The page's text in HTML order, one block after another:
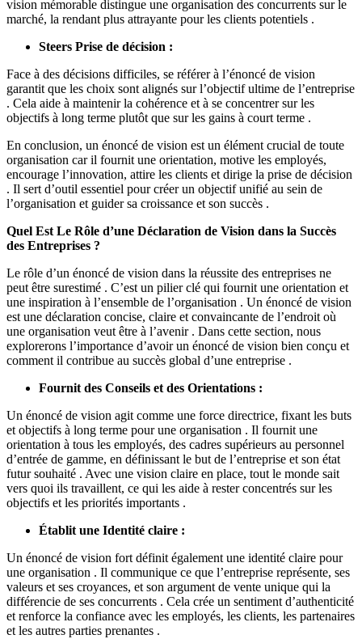
vision mémorable distingue une organisation des concurrents sur le
marché, la rendant plus attrayante pour les clients potentiels .
Steers Prise de décision :
Face à des décisions difficiles, se référer à l’énoncé de vision
garantit que les choix sont alignés sur l’objectif ultime de l’entreprise
. Cela aide à maintenir la cohérence et à se concentrer sur les
objectifs à long terme plutôt que sur les gains à court terme .
En conclusion, un énoncé de vision est un élément crucial de toute
organisation car il fournit une orientation, motive les employés,
encourage l’innovation, attire les clients et dirige la prise de décision
. Il sert d’outil essentiel pour créer un objectif unifié au sein de
l’organisation et guider sa croissance et son succès .
Quel Est Le Rôle d’une Déclaration de Vision dans la Succès
des Entreprises ?
Le rôle d’un énoncé de vision dans la réussite des entreprises ne
peut être surestimé . C’est un pilier clé qui fournit une orientation et
une inspiration à l’ensemble de l’organisation . Un énoncé de vision
est une déclaration concise, claire et convaincante de l’endroit où
une organisation veut être à l’avenir . Dans cette section, nous
explorerons l’importance d’avoir un énoncé de vision bien conçu et
comment il contribue au succès global d’une entreprise .
Fournit des Conseils et des Orientations :
Un énoncé de vision agit comme une force directrice, fixant les buts
et objectifs à long terme pour une organisation . Il fournit une
orientation à tous les employés, des cadres supérieurs au personnel
d’entrée de gamme, en définissant le but de l’entreprise et son état
futur souhaité . Avec une vision claire en place, tout le monde sait
vers quoi ils travaillent, ce qui les aide à rester concentrés sur les
objectifs et les priorités importants .
Établit une Identité claire :
Un énoncé de vision fort définit également une identité claire pour
une organisation . Il communique ce que l’entreprise représente, ses
valeurs et ses croyances, et son argument de vente unique qui la
différencie de ses concurrents . Cela crée un sentiment d’authenticité
et renforce la confiance avec les employés, les clients, les partenaires
et les autres parties prenantes .